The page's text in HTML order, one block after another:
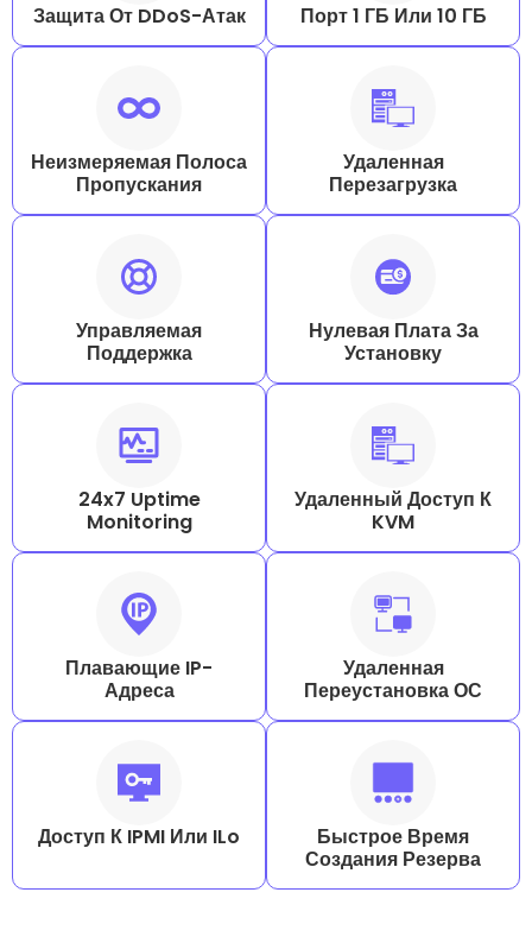
Защита От DDoS-Атак Порт 1 ГБ Или 10 ГБ
Неизмеряемая Полоса
Пропускания
Удаленная
Перезагрузка
Управляемая
Поддержка
Нулевая Плата За
Установку
24x7 Uptime
Monitoring
Удаленный Доступ К
KVM
Плавающие IP-
Адреса
Удаленная
Переустановка ОС
Доступ К IPMI Или ILo
Быстрое Время
Создания Резерва